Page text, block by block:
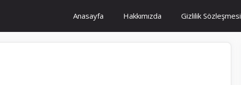
Anasayfa Hakkımızda Gizlilik Sözleşmesi